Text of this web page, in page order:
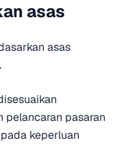
asas
asas
pelancaran pasaran
keperluan